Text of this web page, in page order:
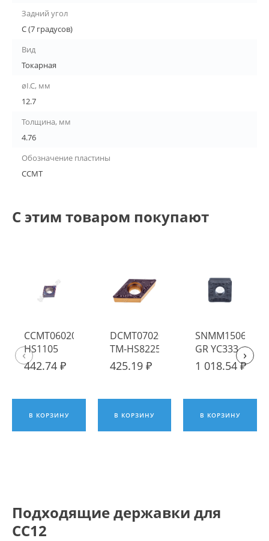
Задний угол
C (7 градусов)
Вид
Токарная
øI.C, мм
12.7
Толщина, мм
4.76
Обозначение пластины
CCMT
С этим товаром покупают
CCMT060204-TF-
HS1105
Пластина
442.74 ₽
В КОРЗИНУ
DCMT070204-
TM-HS8225
Пластина
425.19 ₽
В КОРЗИНУ
SNMM150616-
GR YC333
Пластина
1 018.54 ₽
В КОРЗИНУ
‹ ›
Подходящие державки для
CC12